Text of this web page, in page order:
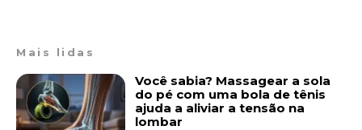
Mais lidas
Você sabia? Massagear a sola
do pé com uma bola de tênis
ajuda a aliviar a tensão na
lombar